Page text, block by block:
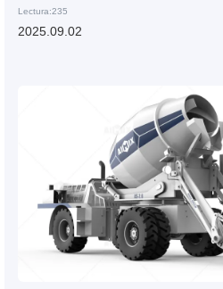
Lectura:235
2025.09.02